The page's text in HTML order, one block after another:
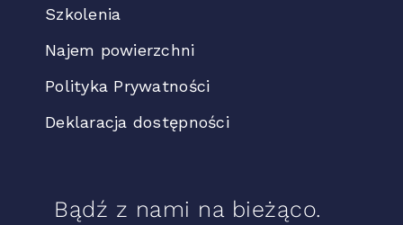
Szkolenia
Najem powierzchni
Polityka Prywatności
Deklaracja dostępności
Bądź z nami na bieżąco.